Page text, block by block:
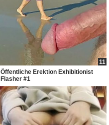
11
Öffentliche Erektion Exhibitionist
Flasher #1